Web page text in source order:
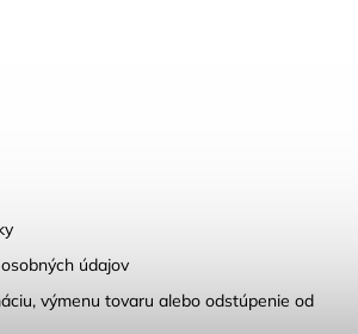
údajov
výmenu tovaru alebo odstúpenie od